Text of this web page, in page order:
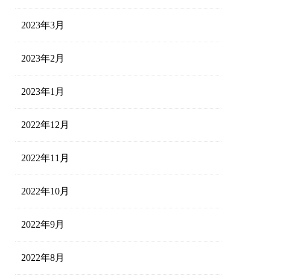
2023年3月
2023年2月
2023年1月
2022年12月
2022年11月
2022年10月
2022年9月
2022年8月